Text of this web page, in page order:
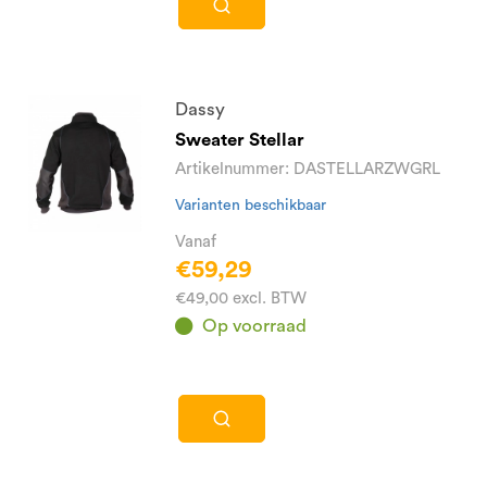
Dassy
Sweater Stellar
Artikelnummer: DASTELLARZWGRL
Varianten beschikbaar
Vanaf
€59,29
€49,00 excl. BTW
Op voorraad